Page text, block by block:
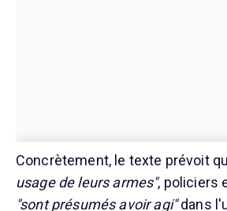
Concrètement, le texte prévoit
usage de leurs armes", policiers
"sont présumés avoir agi"dans